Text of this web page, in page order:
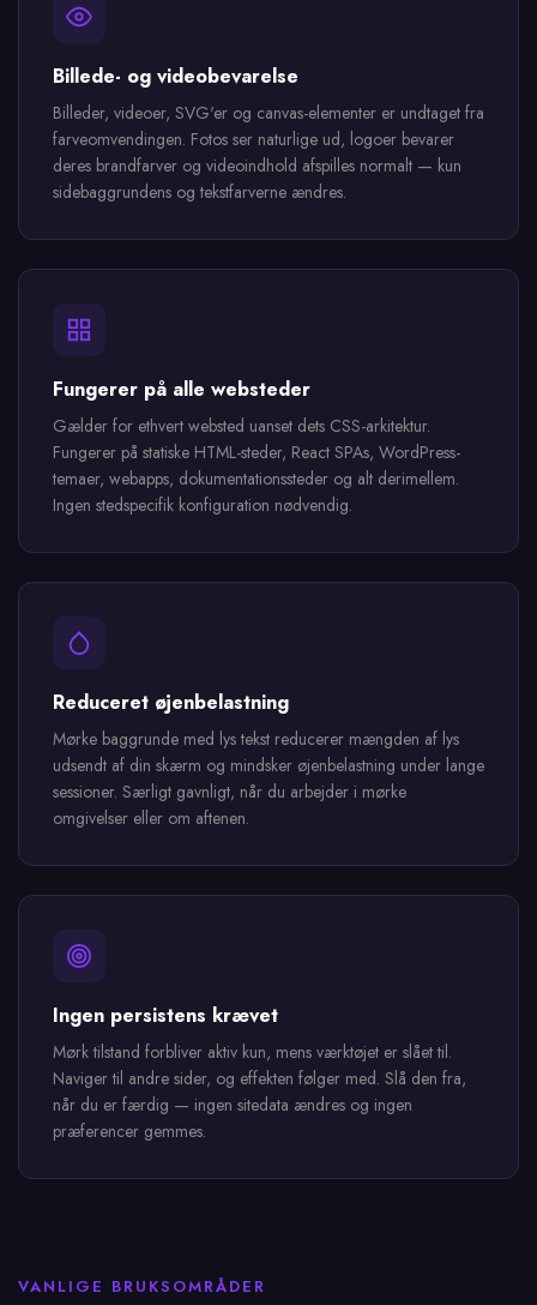
Billede- og videobevarelse
Billeder, videoer, SVG'er og canvas-elementer er undtaget fra
farveomvendingen. Fotos ser naturlige ud, logoer bevarer
deres brandfarver og videoindhold afspilles normalt — kun
sidebaggrundens og tekstfarverne ændres.
Fungerer på alle websteder
Gælder for ethvert websted uanset dets CSS-arkitektur.
Fungerer på statiske HTML-steder, React SPAs, WordPress-
temaer, webapps, dokumentationssteder og alt derimellem.
Ingen stedspecifik konfiguration nødvendig.
Reduceret øjenbelastning
Mørke baggrunde med lys tekst reducerer mængden af lys
udsendt af din skærm og mindsker øjenbelastning under lange
sessioner. Særligt gavnligt, når du arbejder i mørke
omgivelser eller om aftenen.
Ingen persistens krævet
Mørk tilstand forbliver aktiv kun, mens værktøjet er slået til.
Naviger til andre sider, og effekten følger med. Slå den fra,
når du er færdig — ingen sitedata ændres og ingen
præferencer gemmes.
VANLIGE BRUKSOMRÅDER